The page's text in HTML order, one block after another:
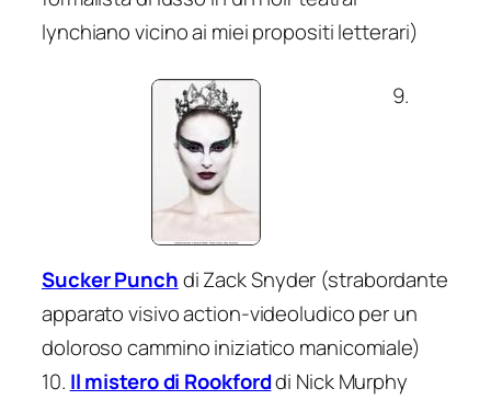
lynchiano vicino ai miei propositi letterari)
9.
Sucker Punchdi Zack Snyder (strabordante
apparato visivo action-videoludico per un
doloroso cammino iniziatico manicomiale)
10. Il mistero di Rookforddi Nick Murphy